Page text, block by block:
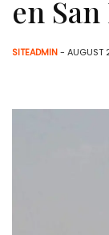
en
SITEADMIN- AUGUST